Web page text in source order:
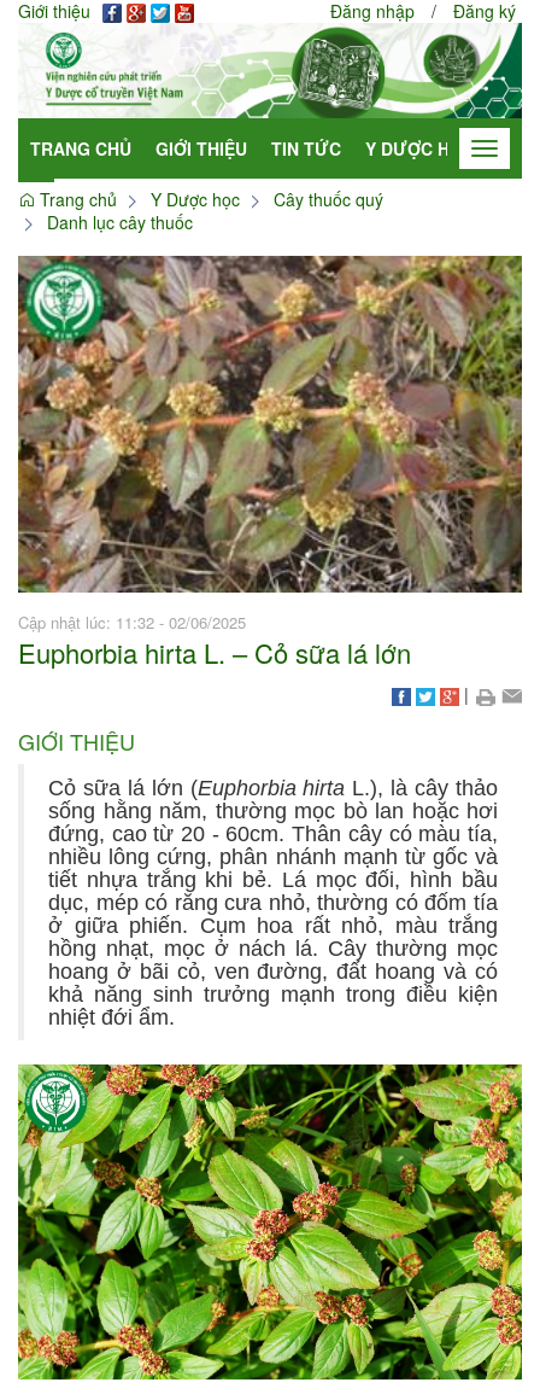
Giới thiệu Đăng nhập / Đăng ký
TRANG CHỦ GIỚI THIỆU TIN TỨC Y DƯỢC HỌC Toggle
Trang chủ
Y Dược học
Cây thuốc quý
Danh lục cây thuốc
Cập nhật lúc: 11:32 - 02/06/2025
Euphorbia hirta L. – Cỏ sữa lá lớn
|
GIỚI THIỆU
Cỏ sữa lá lớn (Euphorbia hirta L.), là cây thảo
sống hằng năm, thường mọc bò lan hoặc hơi
đứng, cao từ 20 - 60cm. Thân cây có màu tía,
nhiều lông cứng, phân nhánh mạnh từ gốc và
tiết nhựa trắng khi bẻ. Lá mọc đối, hình bầu
dục, mép có răng cưa nhỏ, thường có đốm tía
ở giữa phiến. Cụm hoa rất nhỏ, màu trắng
hồng nhạt, mọc ở nách lá. Cây thường mọc
hoang ở bãi cỏ, ven đường, đất hoang và có
khả năng sinh trưởng mạnh trong điều kiện
nhiệt đới ẩm.